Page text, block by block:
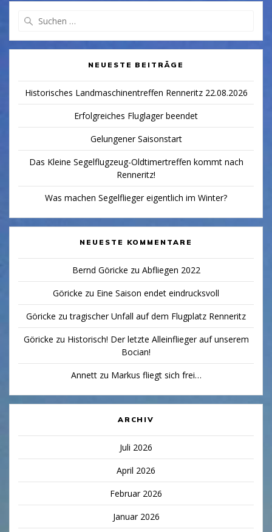
NEUESTE BEITRÄGE
Historisches Landmaschinentreffen Renneritz 22.08.2026
Erfolgreiches Fluglager beendet
Gelungener Saisonstart
Das Kleine Segelflugzeug-Oldtimertreffen kommt nach
Renneritz!
Was machen Segelflieger eigentlich im Winter?
NEUESTE KOMMENTARE
Bernd Göricke zu Abfliegen 2022
Göricke zu Eine Saison endet eindrucksvoll
Göricke zutragischer Unfall auf dem Flugplatz Renneritz
Göricke zu Historisch! Der letzte Alleinflieger auf unserem
Bocian!
Annettzu Markus fliegt sich frei…
ARCHIV
Juli 2026
April 2026
Februar 2026
Januar 2026